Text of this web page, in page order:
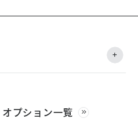
オプション一覧